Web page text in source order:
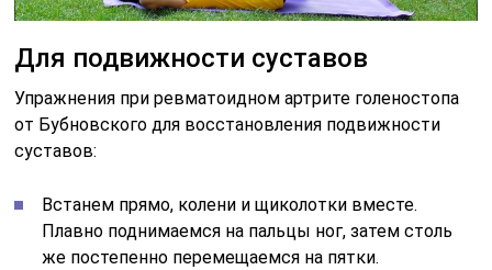
Для подвижности суставов
Упражнения при ревматоидном артрите голеностопа
от Бубновского для восстановления подвижности
суставов:
Встанем прямо, колени и щиколотки вместе.
Плавно поднимаемся на пальцы ног, затем столь
же постепенно перемещаемся на пятки.